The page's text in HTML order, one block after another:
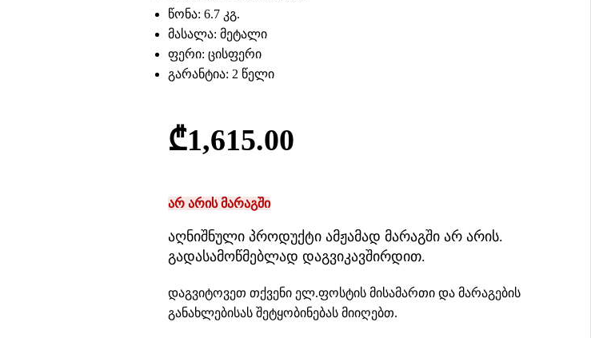
წონა: 6.7 კგ.
მასალა: მეტალი
ფერი: ცისფერი
გარანტია: 2 წელი
₾1,615.00
არ არის მარაგში
აღნიშნული პროდუქტი ამჟამად მარაგში არ არის.
გადასამოწმებლად დაგვიკავშირდით.
დაგვიტოვეთ თქვენი ელ.ფოსტის მისამართი და მარაგების
განახლებისას შეტყობინებას მიიღებთ.